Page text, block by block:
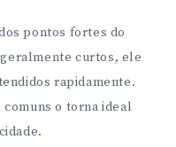
pontos fortes do
curtos, ele
rapidamente.
o torna ideal